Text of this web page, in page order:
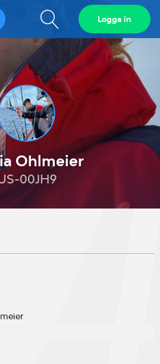
Visa
sökfält
Logga in
Ohlmeier
00JH9